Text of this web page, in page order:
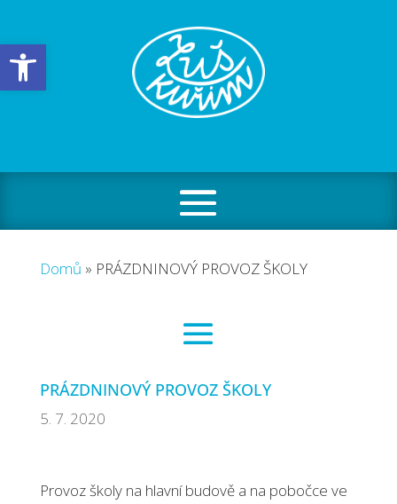
Open toolbar
Domů » PRÁZDNINOVÝ PROVOZ ŠKOLY
PRÁZDNINOVÝ PROVOZ ŠKOLY
5. 7. 2020
Provoz školy na hlavní budově a na pobočce ve